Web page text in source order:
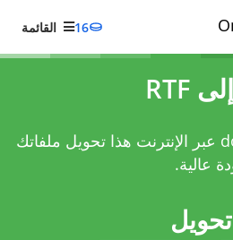
16 القائمة
يتيح لك محوّل document عبر الإنترنت هذا تحويل ملفاتك
تحويل